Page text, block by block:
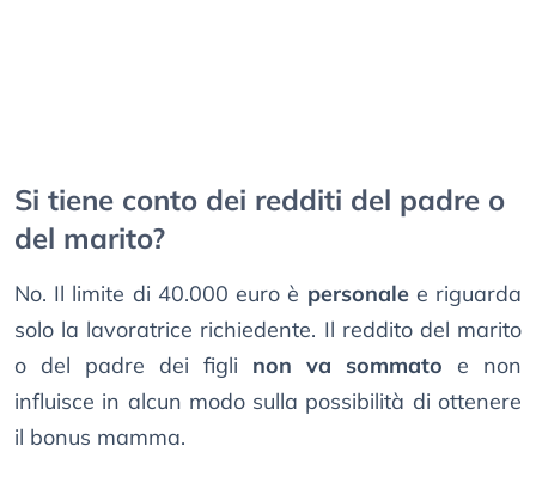
Si tiene conto dei redditi del padre o
del marito?
No. Il limite di 40.000 euro è personalee riguarda
solo la lavoratrice richiedente. Il reddito del marito
o del padre dei figli non va sommato e non
influisce in alcun modo sulla possibilità di ottenere
il bonus mamma.